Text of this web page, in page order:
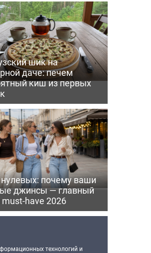
шик на
даче: печем
киш из первых
почему ваши
джинсы — главный
have 2026
технологий и